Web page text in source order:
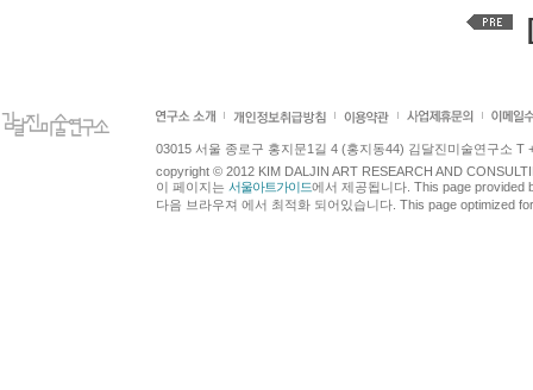
03015 서울 종로구 홍지문1길 4 (홍지동44) 김달진미술연구소 T
copyright © 2012 KIM DALJIN ART RESEARCH AND
이 페이지는 서울아트가이드에서 제공됩니다. This page provided
다음 브라우져 에서 최적화 되어있습니다. This page optimized